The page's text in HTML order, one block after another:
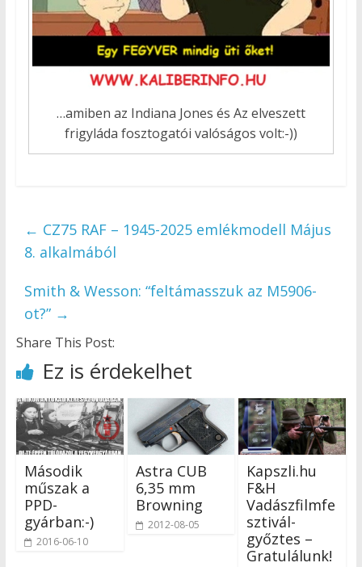
…amiben az Indiana Jones és Az elveszett
frigyláda fosztogatói valóságos volt:-))
← CZ75 RAF – 1945-2025 emlékmodell Május
8. alkalmából
Smith & Wesson: “feltámasszuk az M5906-
ot?” →
Share This Post:
Ez is érdekelhet
Második
műszak a
PPD-
gyárban:-)
2016-06-10
Astra CUB
6,35 mm
Browning
2012-08-05
Kapszli.hu
F&H
Vadászfilmfe
sztivál-
győztes –
Gratulálunk!